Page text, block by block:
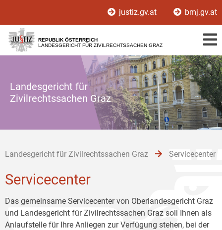
[1]
[2]
[3]
justiz.gv.at bmj.gv.at
REPUBLIK ÖSTERREICH
LANDESGERICHT FÜR ZIVILRECHTSSACHEN GRAZ
Landesgericht für
Zivilrechtssachen Graz
Landesgericht für Zivilrechtssachen Graz Servicecenter
Servicecenter
Das gemeinsame Servicecenter von Oberlandesgericht Graz
und Landesgericht für Zivilrechtssachen Graz soll Ihnen als
Anlaufstelle für Ihre Anliegen zur Verfügung stehen, bei der